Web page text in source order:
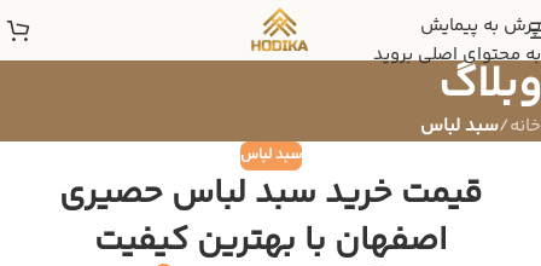
پرش به پیمایش
به محتوای اصلی بروید
وبلاگ
خانه/سبد لباس
سبد لباس
قیمت خرید سبد لباس حصیری
اصفهان با بهترین کیفیت